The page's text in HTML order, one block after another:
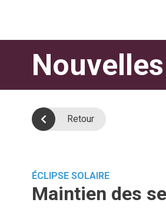
Nouvelles
Retour
ÉCLIPSE SOLAIRE
Maintien des